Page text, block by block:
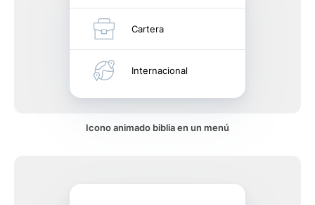
Cartera
Internacional
Icono animado biblia en un menú